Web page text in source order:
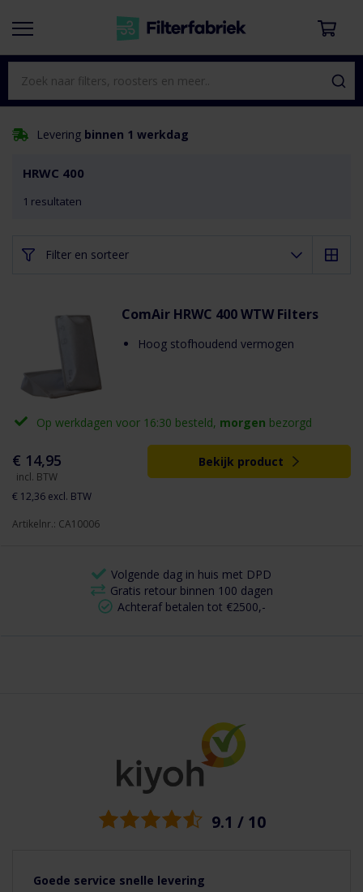
Levering binnen 1 werkdag
HRWC 400
1 resultaten
Filter en sorteer
ComAir HRWC 400 WTW Filters
Hoog stofhoudend vermogen
€ 12,36 excl. BTW
€ 14,95
incl. BTW
Op werkdagen voor 16:30 besteld, morgen bezorgd
Bekijk product
Artikelnr.: CA10006
Volgende dag in huis met DPD
Gratis retour binnen 100 dagen
Achteraf betalen tot €2500,-
9.1 / 10
Goede service snelle levering